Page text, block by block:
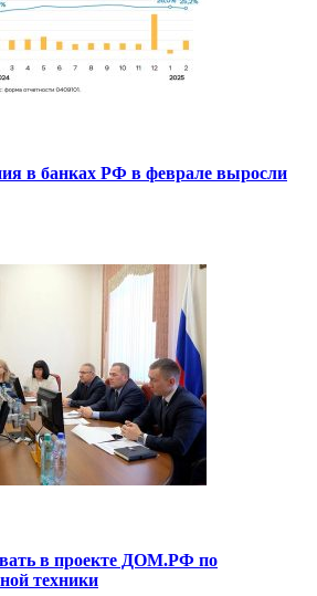
в банках РФ в феврале выросли
в проекте ДОМ.РФ по
техники